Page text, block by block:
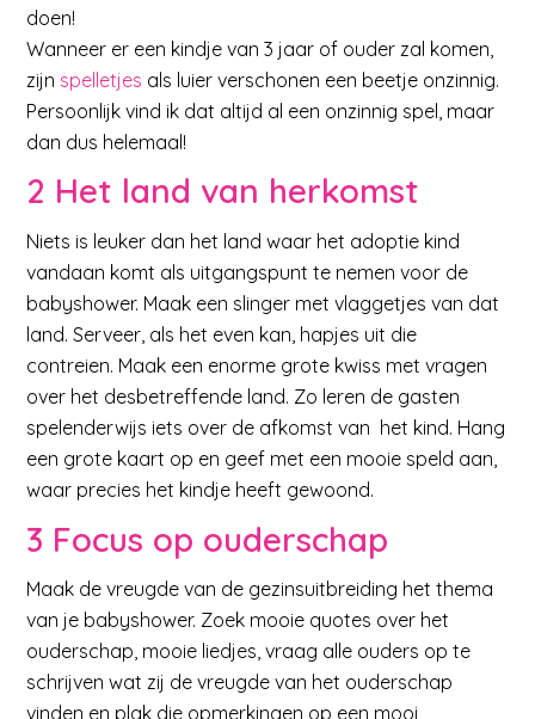
doen!
Wanneer er een kindje van 3 jaar of ouder zal komen,
zijn spelletjes als luier verschonen een beetje onzinnig.
Persoonlijk vind ik dat altijd al een onzinnig spel, maar
dan dus helemaal!
2 Het land van herkomst
Niets is leuker dan het land waar het adoptie kind
vandaan komt als uitgangspunt te nemen voor de
babyshower. Maak een slinger met vlaggetjes van dat
land. Serveer, als het even kan, hapjes uit die
contreien. Maak een enorme grote kwiss met vragen
over het desbetreffende land. Zo leren de gasten
spelenderwijs iets over de afkomst van het kind. Hang
een grote kaart op en geef met een mooie speld aan,
waar precies het kindje heeft gewoond.
3 Focus op ouderschap
Maak de vreugde van de gezinsuitbreiding het thema
van je babyshower. Zoek mooie quotes over het
ouderschap, mooie liedjes, vraag alle ouders op te
schrijven wat zij de vreugde van het ouderschap
vinden en plak die opmerkingen op een mooi